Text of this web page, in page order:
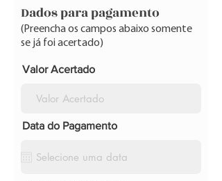
Dados para pagamento
(Preencha os campos abaixo somente
se já foi acertado)
Valor Acertado
Data do Pagamento